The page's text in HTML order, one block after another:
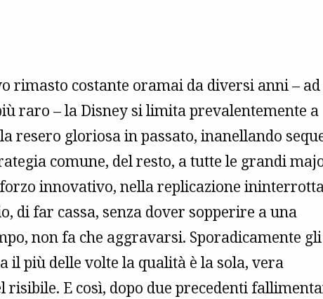
rimasto costante oramai da diversi anni – ad
raro – la Disney si limita prevalentemente a
resero gloriosa in passato, inanellando
comune, del resto, a tutte le grandi
innovativo, nella replicazione
di far cassa, senza dover sopperire a una
non fa che aggravarsi. Sporadicamente gli
il più delle volte la qualità è la sola, vera
risibile. E così, dopo due precedenti